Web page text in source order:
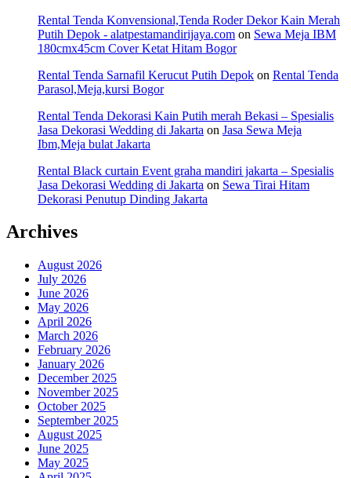
Rental Tenda Konvensional,Tenda Roder Dekor Kain Merah
Putih Depok - alatpestamandirijaya.com on Sewa Meja IBM
180cmx45cm Cover Ketat Hitam Bogor
Rental Tenda Sarnafil Kerucut Putih Depok on Rental Tenda
Parasol,Meja,kursi Bogor
Rental Tenda Dekorasi Kain Putih merah Bekasi – Spesialis
Jasa Dekorasi Wedding di Jakarta on Jasa Sewa Meja
Ibm,Meja bulat Jakarta
Rental Black curtain Event graha mandiri jakarta – Spesialis
Jasa Dekorasi Wedding di Jakarta on Sewa Tirai Hitam
Dekorasi Penutup Dinding Jakarta
Archives
August 2026
July 2026
June 2026
May 2026
April 2026
March 2026
February 2026
January 2026
December 2025
November 2025
October 2025
September 2025
August 2025
June 2025
May 2025